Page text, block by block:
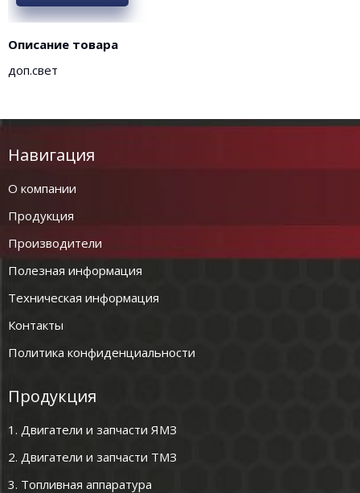
Описание товара
доп.свет
Навигация
О компании
Продукция
Производители
Полезная информация
Техническая информация
Контакты
Политика конфиденциальности
Продукция
1. Двигатели и запчасти ЯМЗ
2. Двигатели и запчасти ТМЗ
3. Топливная аппаратура